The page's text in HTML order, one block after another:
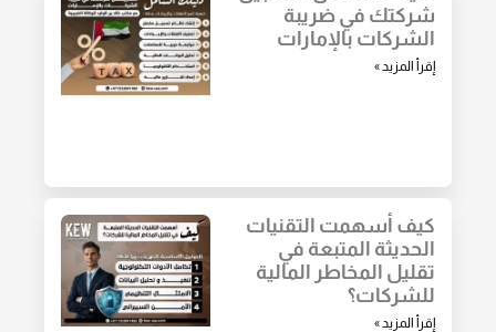
شركتك في ضريبة
الشركات بالإمارات
إقرأ المزيد »
كيف أسهمت التقنيات
الحديثة المتبعة في
تقليل المخاطر المالية
للشركات؟
إقرأ المزيد »